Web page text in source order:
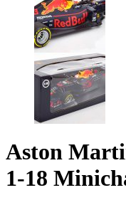
Aston
1-18